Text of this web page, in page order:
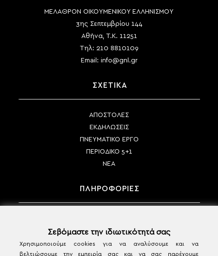
ΜΕΛΑΘΡΟΝ ΟΙΚΟΥΜΕΝΙΚΟΥ ΕΛΛΗΝΙΣΜΟΥ
3ης Σεπτεμβρίου 144
Αθήνα, Τ.Κ. 11251
Τηλ: 210 8810109
Email: info@gnl.gr
ΣΧΕΤΙΚΑ
ΑΠΟΣΤΟΛΕΣ
ΕΚΔΗΛΩΣΕΙΣ
ΠΝΕΥΜΑΤΙΚΟ ΕΡΓΟ
ΠΕΡΙΟΔΙΚΟ 5+1
ΝΕΑ
ΠΛΗΡΟΦΟΡΙΕΣ
ΤΡΟΠΟΙ ΑΠΟΣΤΟΛΗΣ
ΠΟΛΙΤΙΚΗ ΑΚΥΡΩΣΗΣ & ΕΠΙΣΤΡΟΦΩΝ
Σεβόμαστε την ιδιωτικότητά σας
Χρησιμοποιούμε cookies για να αναλύσουμε και να
βελτιώσουμε την εμπειρία σας και να σας παρέχουμε